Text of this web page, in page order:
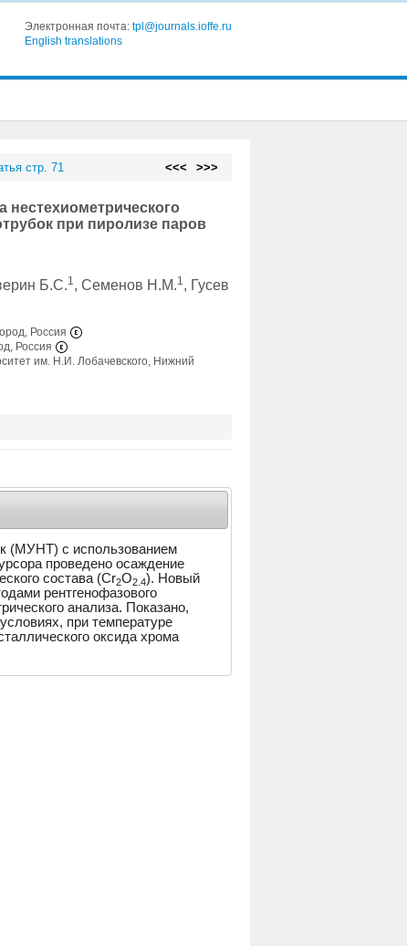
Электронная почта: tpl@journals.ioffe.ru
English translations
стр. 71 <<< >>>
нестехиометрического
при пиролизе паров
Б.С.1 , Семенов Н.М.1 , Гусев
Россия
Россия
им. Н.И. Лобачевского, Нижний
(МУНТ) с использованием
проведено осаждение
состава (Cr2O2.4). Новый
рентгенофазового
анализа. Показано,
при температуре
оксида хрома